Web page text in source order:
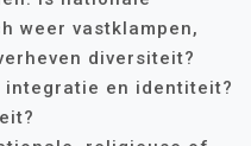
weer vastklampen,
diversiteit?
en identiteit?